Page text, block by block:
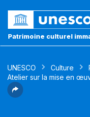
Patrimoine culturel
UNESCO Culture
Atelier sur la mise en